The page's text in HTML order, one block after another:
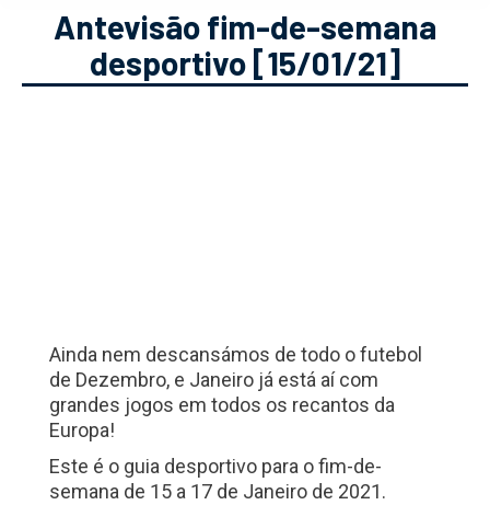
Antevisão fim-de-semana
desportivo [15/01/21]
Ainda nem descansámos de todo o futebol
de Dezembro, e Janeiro já está aí com
grandes jogos em todos os recantos da
Europa!
Este é o guia desportivo para o fim-de-
semana de 15 a 17 de Janeiro de 2021.